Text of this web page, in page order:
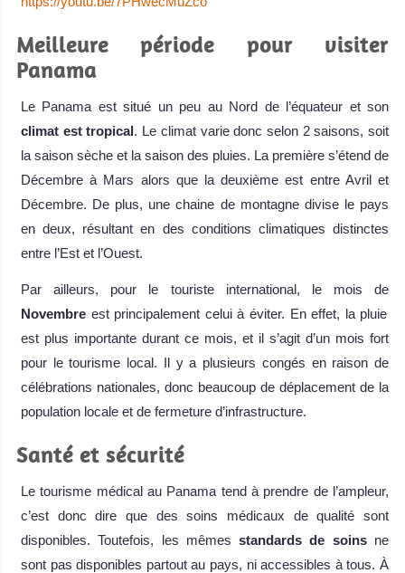
Meilleure période pour visiter
Panama
Le Panama est situé un peu au Nord de l’équateur et son
climat est tropical. Le climat varie donc selon 2 saisons, soit
la saison sèche et la saison des pluies. La première s’étend de
Décembre à Mars alors que la deuxième est entre Avril et
Décembre. De plus, une chaine de montagne divise le pays
en deux, résultant en des conditions climatiques distinctes
entre l’Est et l’Ouest.
Par ailleurs, pour le touriste international, le mois de
Novembre est principalement celui à éviter. En effet, la pluie
est plus importante durant ce mois, et il s’agit d’un mois fort
pour le tourisme local. Il y a plusieurs congés en raison de
célébrations nationales, donc beaucoup de déplacement de la
population locale et de fermeture d’infrastructure.
Santé et sécurité
Le tourisme médical au Panama tend à prendre de l’ampleur,
c’est donc dire que des soins médicaux de qualité sont
disponibles. Toutefois, les mêmesstandards de soinsne
sont pas disponibles partout au pays, ni accessibles à tous. À